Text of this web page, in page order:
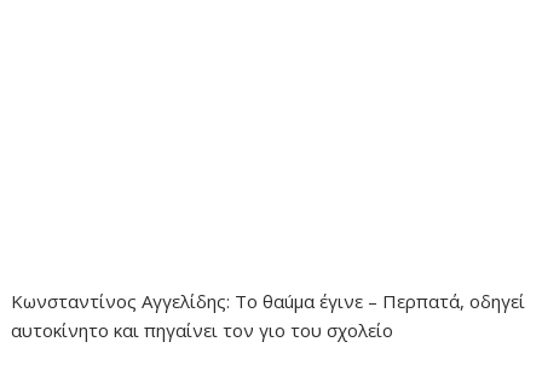
Κωνσταντίνος Αγγελίδης: Το θαúμα έγινε – Περπατά, οδηγεί
αυτοκίνητο και πηγαίνει τον γιο του σχολείο